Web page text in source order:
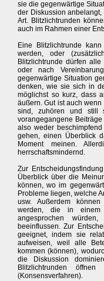
sie die gegenwärtige
der Diskussion
Art. Blitzlichtrunden
auch im Rahmen einer
Eine Blitzlichtrunde
werden, oder
Blitzlichtrunde dürfen
oder nach
gegenwärtige Situation
denken, wie sie sich in
möglichst so kurz, dass
äußern. Gut ist auch
sind, zuhören und
vorangegangene
also weder
gehen, einen Überblick
Moment meinen.
herrschaftsmindernd.
Zur
Überblick über die
können, wo im
Probleme liegen, welche
usw. Außerdem
werden, die in einem
angesprochen
beeinflussen. Zur
geeignet, indem sie
aufweisen, weil alle
kommen (können),
die Diskussion
Blitzlichtrunden
(Konsensverfahren).